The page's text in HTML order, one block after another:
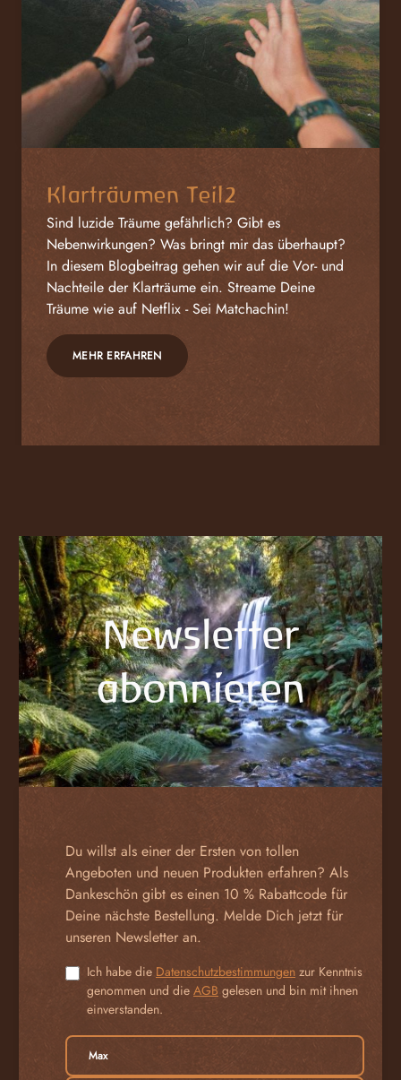
Klarträumen Teil2
Sind luzide Träume gefährlich? Gibt es
Nebenwirkungen? Was bringt mir das überhaupt?
In diesem Blogbeitrag gehen wir auf die Vor- und
Nachteile der Klarträume ein. Streame Deine
Träume wie auf Netflix - Sei Matchachin!
MEHR ERFAHREN
Newsletter
abonnieren
Du willst als einer der Ersten von tollen
Angeboten und neuen Produkten erfahren? Als
Dankeschön gibt es einen 10 % Rabattcode für
Deine nächste Bestellung. Melde Dich jetzt für
unseren Newsletter an.
Ich habe die Datenschutzbestimmungen zur Kenntnis
genommen und die AGB gelesen und bin mit ihnen
einverstanden.